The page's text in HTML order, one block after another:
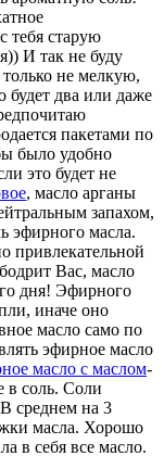
тебя старую
И так не буду
не мелкую,
будет два или даже
пакетами по
было удобно
это будет не
, масло арганы
запахом,
эфирного масла.
привлекательной
Вас, масло
дня! Эфирного
иначе оно
масло само по
эфирное масло
масло с маслом-
в соль. Соли
среднем на 3
масла. Хорошо
в себя все масло.